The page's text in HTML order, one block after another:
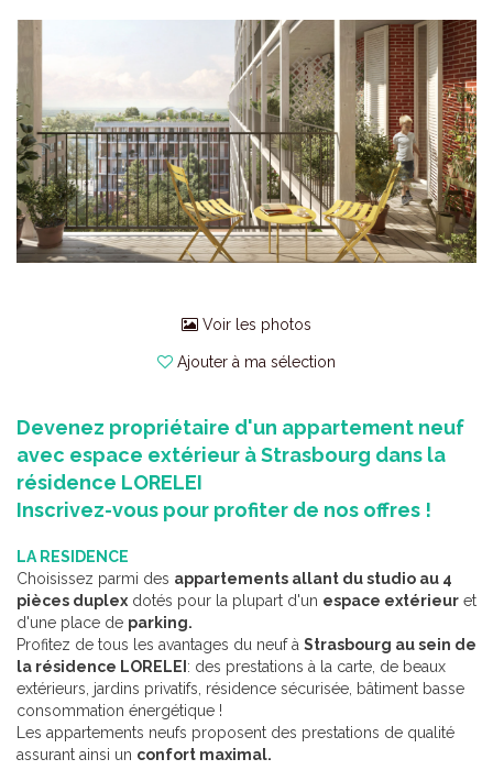
Voir les photos
Ajouter à ma sélection
Devenez propriétaire d'un appartement neuf
avec espace extérieur à Strasbourg dans la
résidence LORELEI
Inscrivez-vous pour profiter de nos offres !
LA RESIDENCE
Choisissez parmi des appartements allant du studio au 4
pièces duplex dotés pour la plupart d'un espace extérieur et
d'une place de parking.
Profitez de tous les avantages du neuf à Strasbourg au sein de
la résidence LORELEI : des prestations à la carte, de beaux
extérieurs, jardins privatifs, résidence sécurisée, bâtiment basse
consommation énergétique !
Les appartements neufs proposent des prestations de qualité
assurant ainsi un confort maximal.